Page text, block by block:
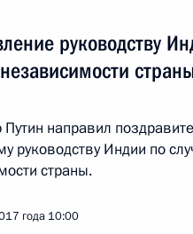
руководству
направил
руководству Индии по
страны.
года 10:00